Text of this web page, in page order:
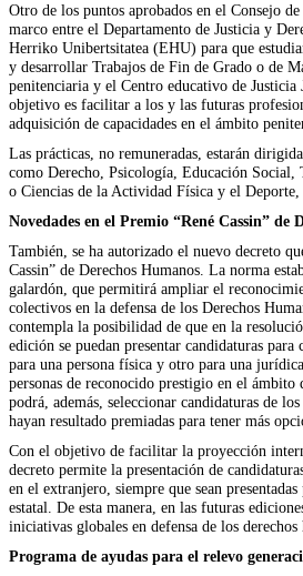
Otro de los puntos aprobados en el Consejo
marco entre el Departamento de Justicia y
Herriko Unibertsitatea (EHU) para que
y desarrollar Trabajos de Fin de Grado o de
penitenciaria y el Centro educativo de
objetivo es facilitar a los y las futuras
adquisición de capacidades en el ámbito
Las prácticas, no remuneradas, estarán
como Derecho, Psicología, Educación
o Ciencias de la Actividad Física y el Deporte,
Novedades en el Premio “René Cassin” de
También, se ha autorizado el nuevo decreto
Cassin” de Derechos Humanos. La norma
galardón, que permitirá ampliar el
colectivos en la defensa de los Derechos
contempla la posibilidad de que en la
edición se puedan presentar candidaturas
para una persona física y otro para una
personas de reconocido prestigio en el ámbito
podrá, además, seleccionar candidaturas de
hayan resultado premiadas para tener más
Con el objetivo de facilitar la proyección
decreto permite la presentación de
en el extranjero, siempre que sean
estatal. De esta manera, en las futuras
iniciativas globales en defensa de los derechos
Programa de ayudas para el relevo